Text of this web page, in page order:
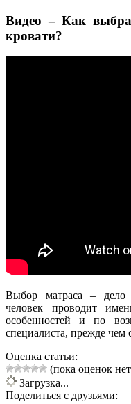
Видео – Как
кровати?
Выбор матраса – дело
человек проводит
особенностей и по
специалиста, прежде чем
Оценка статьи:
(пока оценок
Загрузка...
Поделиться с друзьями: